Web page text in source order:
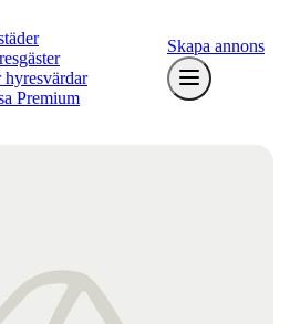
hyresvärdar
Premium
Skapa annons